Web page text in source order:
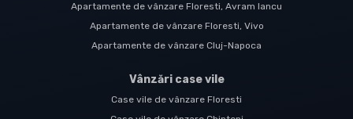
Apartamente de vânzare Floresti, Avram Iancu
Apartamente de vânzare Floresti, Vivo
Apartamente de vânzare Cluj-Napoca
Vânzări case vile
Case vile de vânzare Floresti